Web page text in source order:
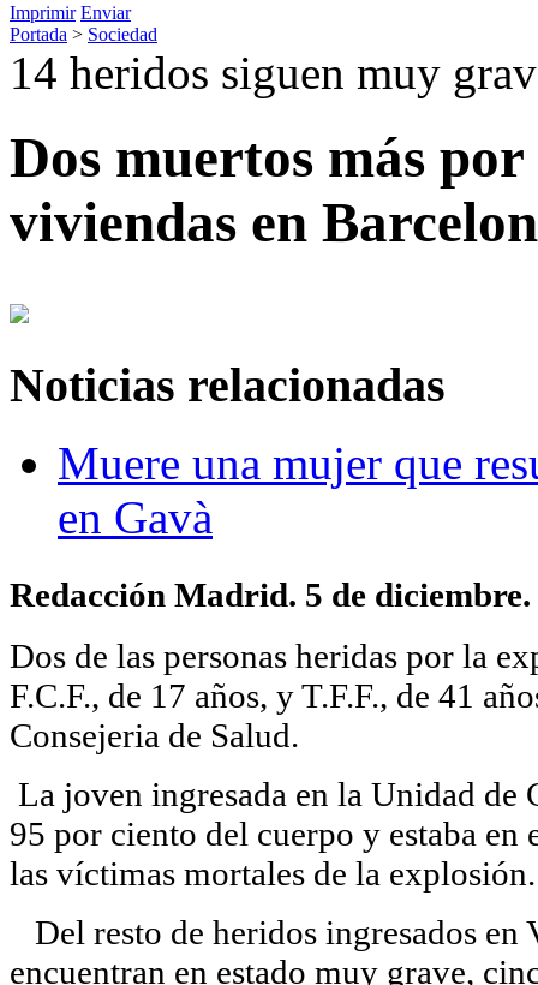
Imprimir Enviar
Portada > Sociedad
14 heridos siguen muy
Dos muertos más
viviendas en
Noticias relacionadas
Muere una mujer que
en Gavà
Redacción Madrid. 5 de diciembre.
Dos de las personas heridas por la
F.C.F., de 17 años, y T.F.F., de 41
Consejeria de Salud.
La joven ingresada en la Unidad de
95 por ciento del cuerpo y estaba en
las víctimas mortales de la explosión.
Del resto de heridos ingresados en
encuentran en estado muy grave,